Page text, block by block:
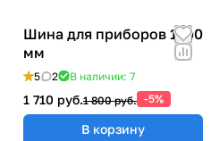
Шина для приборов 1500
мм
5 2 В наличии: 7
1 710 руб.1 800 руб. -5%
В корзину